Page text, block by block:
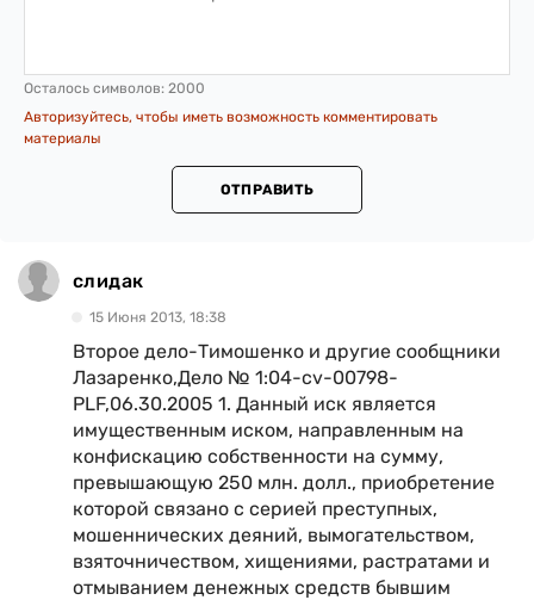
Осталось символов: 2000
Авторизуйтесь, чтобы иметь возможность комментировать
материалы
ОТПРАВИТЬ
слидак
15 Июня 2013, 18:38
Второе дело-Тимошенко и другие сообщники
Лазаренко,Дело № 1:04-cv-00798-
PLF,06.30.2005 1. Данный иск является
имущественным иском, направленным на
конфискацию собственности на сумму,
превышающую 250 млн. долл., приобретение
которой связано с серией преступных,
мошеннических деяний, вымогательством,
взяточничеством, хищениями, растратами и
отмыванием денежных средств бывшим